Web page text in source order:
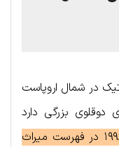
در شمال اروپاست
بزرگی دارد
نام این کلیسا در سال ۱۹۹۶ در فهرست میراث